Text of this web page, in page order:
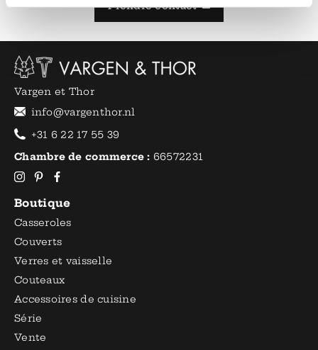
Prendre contact
Vargen et Thor
info@vargenthor.nl
+31 6 22 17 55 39
Chambre de commerce : 66572231
Boutique
Casseroles
Couverts
Verres et vaisselle
Couteaux
Accessoires de cuisine
Série
Vente